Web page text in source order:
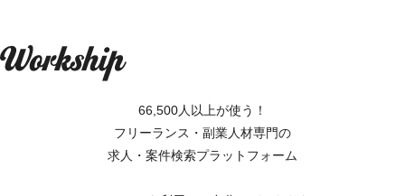
66,500人以上が使う！
フリーランス・副業人材専門の
求人・案件検索プラットフォーム